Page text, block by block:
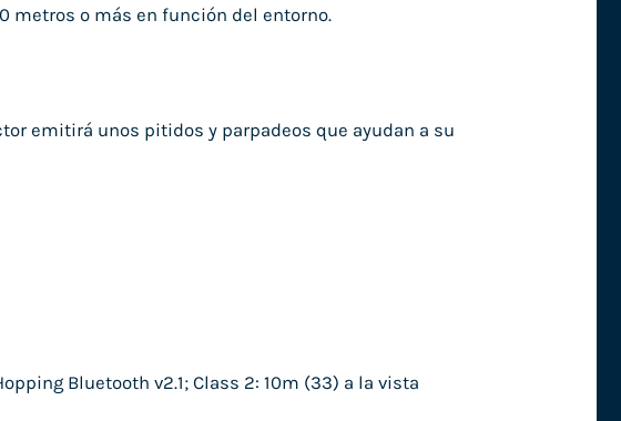
metros o más en función del entorno.
emitirá unos pitidos y parpadeos que ayudan a su
Bluetooth v2.1; Class 2: 10m (33) a la vista